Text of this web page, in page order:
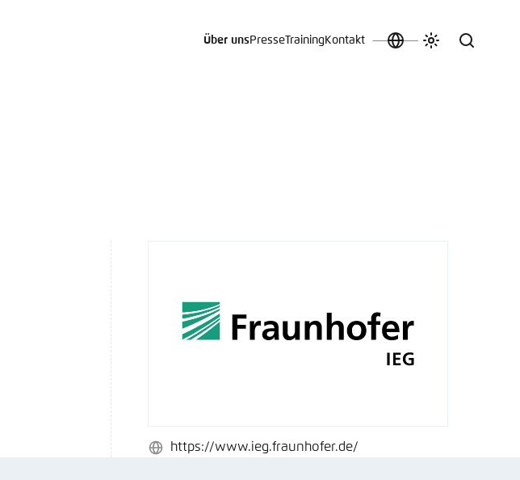
SpracheFarbschema
Suche
Über unsPresseTraining Kontakt
Webseite
https://www.ieg.fraunhofer.de/
kein Benutzerkonto?
auf Ihren Einstellungen an.
Automatisch
speichern